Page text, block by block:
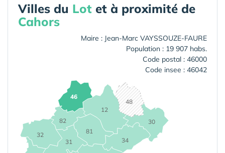
Villes du Lot et à proximité de
Cahors
Maire : Jean-Marc VAYSSOUZE-FAURE
Population : 19 907 habs.
Code postal : 46000
Code insee : 46042
12
30
31
32
34
46
48
81
82